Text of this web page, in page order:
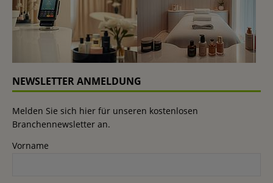
NEWSLETTER ANMELDUNG
Melden Sie sich hier für unseren kostenlosen
Branchennewsletter an.
Vorname